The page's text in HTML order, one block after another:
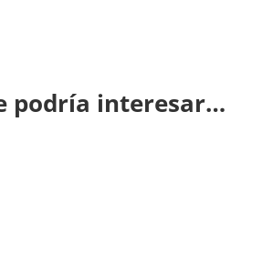
podría interesar…